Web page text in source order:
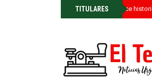
TITULARES
»Kamil Castillo hace